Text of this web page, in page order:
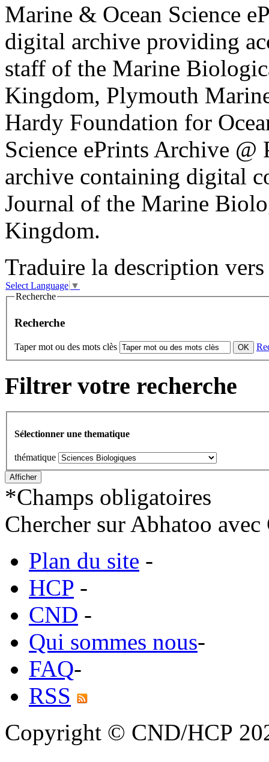
Marine & Ocean Science
digital archive providing
staff of the Marine
Kingdom, Plymouth
Hardy Foundation for
Science ePrints Archive
archive containing digital
Journal of the Marine
Kingdom.
Traduire la description
Select Language ▼
Recherche
Recherche
Taper mot ou des mots clès
Filtrer votre recherche
Sélectionner une thematique
thématique
*Champs obligatoires
Chercher sur Abhatoo
Plan du site -
HCP -
CND -
Qui sommes nous-
FAQ-
RSS
Copyright © CND/HCP